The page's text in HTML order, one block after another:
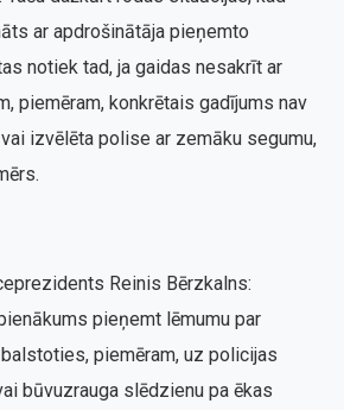
ar apdrošinātāja pieņemto
notiek tad, ja gaidas nesakrīt ar
piemēram, konkrētais gadījums nav
izvēlēta polise ar zemāku segumu,
Reinis Bērzkalns:
pieņemt lēmumu par
piemēram, uz policijas
būvuzrauga slēdzienu pa ēkas